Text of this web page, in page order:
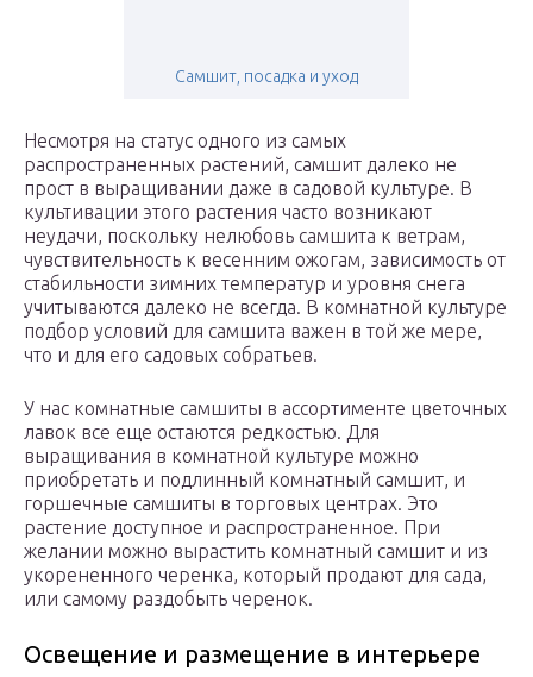
Самшит, посадка и уход
Несмотря на статус одного из самых
распространенных растений, самшит далеко не
прост в выращивании даже в садовой культуре. В
культивации этого растения часто возникают
неудачи, поскольку нелюбовь самшита к ветрам,
чувствительность к весенним ожогам, зависимость от
стабильности зимних температур и уровня снега
учитываются далеко не всегда. В комнатной культуре
подбор условий для самшита важен в той же мере,
что и для его садовых собратьев.
У нас комнатные самшиты в ассортименте цветочных
лавок все еще остаются редкостью. Для
выращивания в комнатной культуре можно
приобретать и подлинный комнатный самшит, и
горшечные самшиты в торговых центрах. Это
растение доступное и распространенное. При
желании можно вырастить комнатный самшит и из
укорененного черенка, который продают для сада,
или самому раздобыть черенок.
Освещение и размещение в интерьере